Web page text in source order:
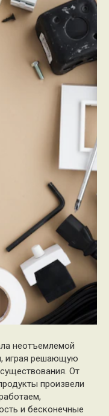
неотъемлемой
играя решающую
От
произвели
и бесконечные